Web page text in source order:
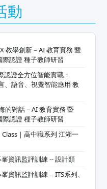
動
教學創新－AI 教育實務 暨
際認證 種子教師研習
認證全方位智能實戰：
、語音、視覺智能應用 教
的對話－AI 教育實務 暨
際認證 種子教師研習
Class｜高中職系列 江湖一
資訊監評訓練 -- 設計類
資訊監評訓練 -- ITS系列、